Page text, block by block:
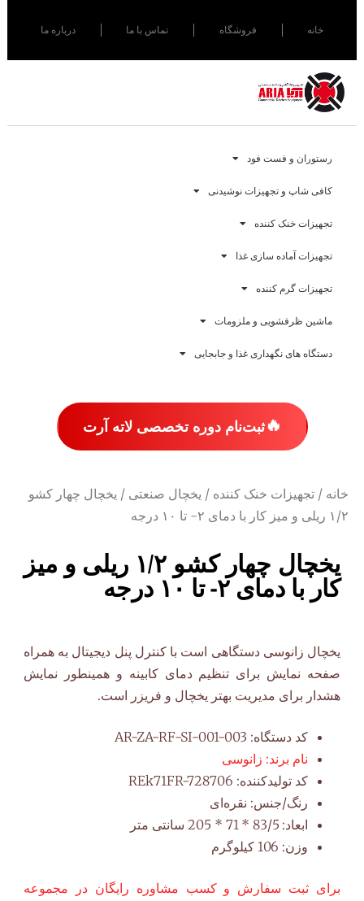
خانه فروشگاه تماس با ما درباره ما
رستوران و فست فود
کافی شاپ و تجهیزات نوشیدنی
تجهیزات خنک کننده
تجهیزات آماده سازی غذا
تجهیزات گرم کننده
ماشین ظرفشویی و ملزومات
دستگاه های نگهداری غذا و جابجایی
🔥ثبت‌نام دوره تخصصی لاته آرت
خانه / تجهیزات خنک کننده / یخچال صنعتی / یخچال چهار کشو
۱/۲ ریلی و میز کار با دمای ۲- تا ۱۰ درجه
یخچال چهار کشو ۱/۲ ریلی و میز
کار با دمای ۲- تا ۱۰ درجه
یخچال زانوسی دستگاهی است با کنترل پنل دیجیتال به همراه
صفحه نمایش برای تنظیم دمای کابینه و همینطور نمایش
هشدار برای مدیریت بهتر یخچال و فریزر است.
کد دستگاه: AR-ZA-RF-SI-001-003
نام برند: زانوسی
کد تولیدکننده: REk71FR-728706
رنگ/جنس: نقره‌ای
ابعاد: 83/5 * 71 * 205 سانتی متر
وزن: 106 کیلوگرم
برای ثبت سفارش و کسب مشاوره رایگان در مجموعه